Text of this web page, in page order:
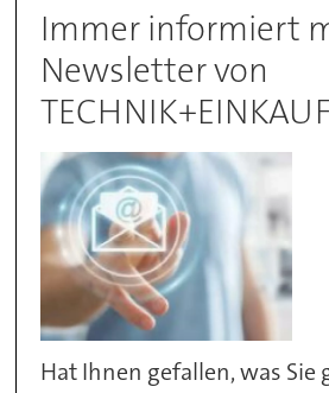
Immer informiert
Newsletter von
TECHNIK+EINKAUF
Hat Ihnen gefallen, was Sie